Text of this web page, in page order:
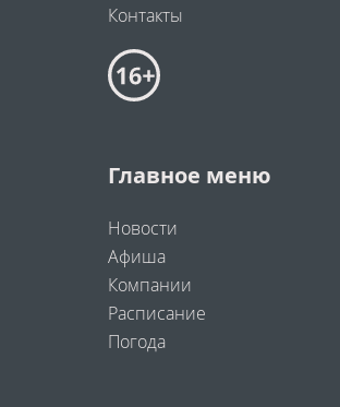
Контакты
Главное меню
Новости
Афиша
Компании
Расписание
Погода